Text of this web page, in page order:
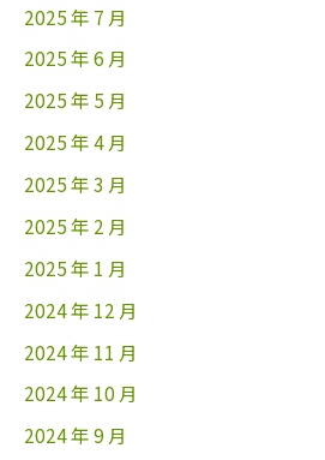
2025 年 7 月
2025 年 6 月
2025 年 5 月
2025 年 4 月
2025 年 3 月
2025 年 2 月
2025 年 1 月
2024 年 12 月
2024 年 11 月
2024 年 10 月
2024 年 9 月